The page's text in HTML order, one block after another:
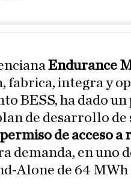
Endurance
fabrica, integra y
BESS, ha dado
de desarrollo de
de acceso a
demanda, en uno
Alone de 64